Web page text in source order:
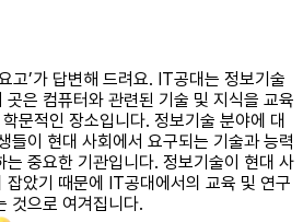
고’가 답변해 드려요. IT공대는 정보기술
은 컴퓨터와 관련된 기술 및 지식을 교육
문적인 장소입니다. 정보기술 분야에 대
들이 현대 사회에서 요구되는 기술과 능력
중요한 기관입니다. 정보기술이 현대 사
잡았기 때문에 IT공대에서의 교육 및 연구
것으로 여겨집니다.